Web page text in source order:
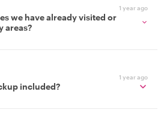
1 year ago
we have already visited or
areas?
1 year ago
included?